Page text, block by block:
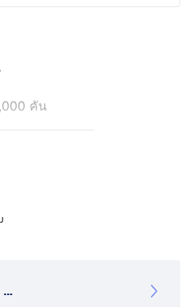
คัน
กกว่า 20 สถาบันการเงิน
- มีรถให้ใช้ระหว่างซ่อม
CARSX Official - คาร์เอ็กซ์ ศูนย์รวมรถยนต์มือสอง